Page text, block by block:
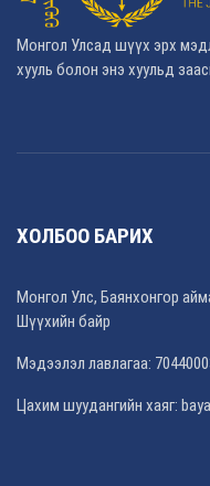
Монгол Улсад шүүх эрх
хууль болон энэ хуульд
ХОЛБОО БАРИХ
Монгол Улс, Баянхонгор
Шүүхийн байр
Мэдээлэл лавлагаа:
Цахим шуудангийн хаяг: